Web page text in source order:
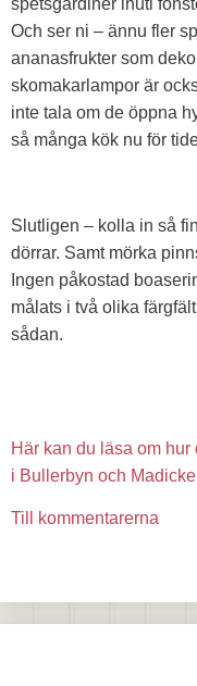
spetsgardiner inuti
Och ser ni – ännu fler
ananasfrukter som
skomakarlampor är
inte tala om de öppna
så många kök nu för
Slutligen – kolla in så
dörrar. Samt mörka
Ingen påkostad
målats i två olika
sådan.
Här kan du läsa om
i Bullerbyn och
Till kommentarerna